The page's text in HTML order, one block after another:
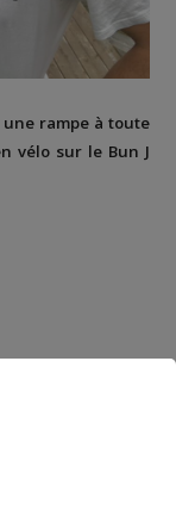
une rampe à toute
vélo sur le Bun J